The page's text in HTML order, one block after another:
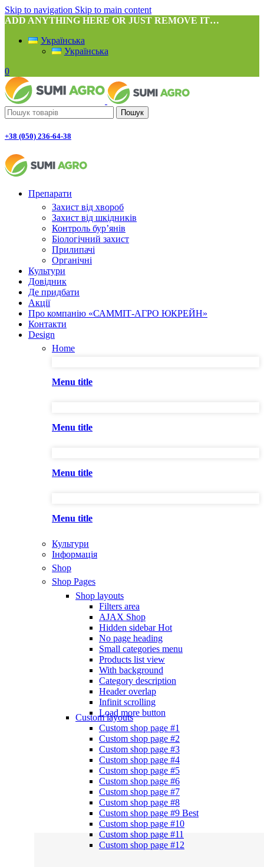
Skip to navigation Skip to main content
ADD ANYTHING HERE OR JUST REMOVE IT…
Українська
Українська
0
Пошук
+38 (050) 236-64-38
Препарати
Захист від хвороб
Захист від шкідників
Контроль бур’янів
Біологічний захист
Прилипачі
Органічні
Культури
Довідник
Де придбати
Акції
Про компанію «САММІТ-АГРО ЮКРЕЙН»
Контакти
Design
Home
Menu title
Menu title
Menu title
Menu title
Культури
Інформація
Shop
Shop Pages
Shop layouts
Filters area
AJAX Shop
Hidden sidebarHot
No page heading
Small categories menu
Products list view
With background
Category description
Header overlap
Infinit scrolling
Load more button
Custom layouts
Custom shop page #1
Custom shop page #2
Custom shop page #3
Custom shop page #4
Custom shop page #5
Custom shop page #6
Custom shop page #7
Custom shop page #8
Custom shop page #9 Best
Custom shop page #10
Custom shop page #11
Custom shop page #12